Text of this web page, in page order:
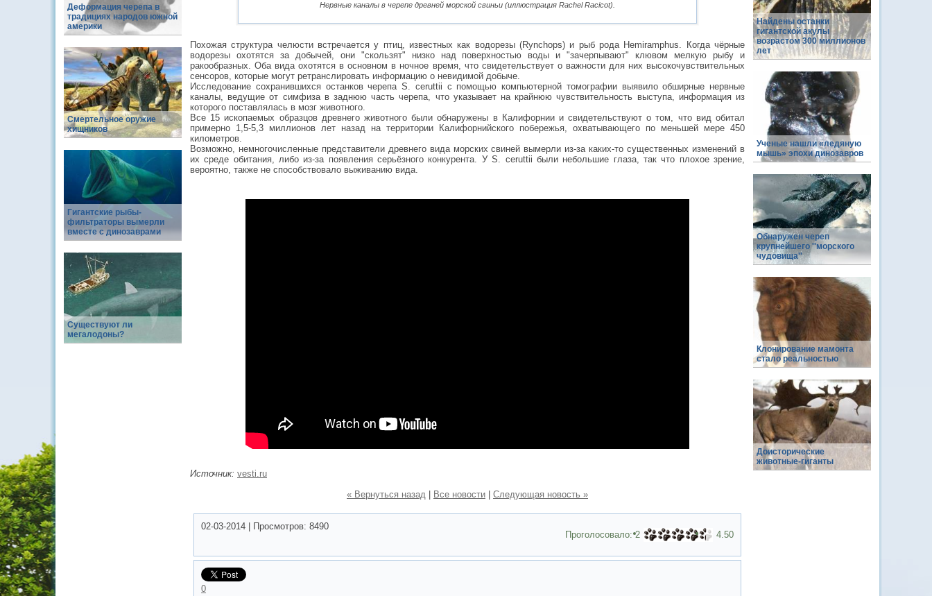
Деформация черепа в
традициях народов южной
америки
Смертельное оружие
хищников
Гигантские рыбы-
фильтраторы вымерли
вместе с динозаврами
Существуют ли
мегалодоны?
Нервные каналы в черепе древней морской свиньи (иллюстрация Rachel Racicot).
Похожая структура челюсти встречается у птиц, известных как водорезы (Rynchops) и рыб рода Hemiramphus. Когда чёрные
водорезы охотятся за добычей, они "скользят" низко над поверхностью воды и "зачерпывают" клювом мелкую рыбу и
ракообразных. Оба вида охотятся в основном в ночное время, что свидетельствует о важности для них высокочувствительных
сенсоров, которые могут ретранслировать информацию о невидимой добыче.
Исследование сохранившихся останков черепа S. ceruttii с помощью компьютерной томографии выявило обширные нервные
каналы, ведущие от симфиза в заднюю часть черепа, что указывает на крайнюю чувствительность выступа, информация из
которого поставлялась в мозг животного.
Все 15 ископаемых образцов древнего животного были обнаружены в Калифорнии и свидетельствуют о том, что вид обитал
примерно 1,5-5,3 миллионов лет назад на территории Калифорнийского побережья, охватывающего по меньшей мере 450
километров.
Возможно, немногочисленные представители древнего вида морских свиней вымерли из-за каких-то существенных изменений в
их среде обитания, либо из-за появления серьёзного конкурента. У S. ceruttii были небольшие глаза, так что плохое зрение,
вероятно, также не способствовало выживанию вида.
Источник: vesti.ru
« Вернуться назад
Все новости Следующая новость »
02-03-2014 Просмотров: 8490
Проголосовало:2 4.50
0
Найдены останки
гигантской акулы
возрастом 300 миллионов
лет
Ученые нашли «ледяную
мышь» эпохи динозавров
Обнаружен череп
крупнейшего ''морского
чудовища''
Клонирование мамонта
стало реальностью
Доисторические
животные-гиганты